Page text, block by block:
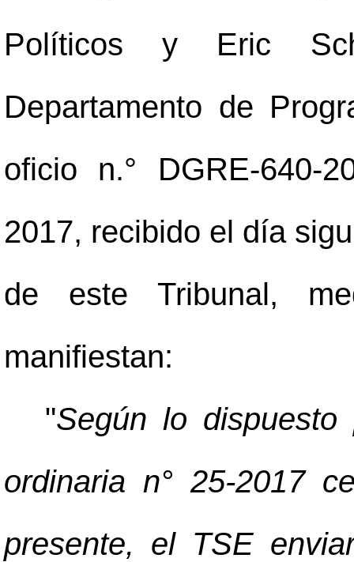
Políticos y Eric
Departamento de
oficio n.° DGRE-640-
2017, recibido el día
de este Tribunal,
manifiestan:
"Según lo
ordinaria n° 25-2017
presente, el TSE